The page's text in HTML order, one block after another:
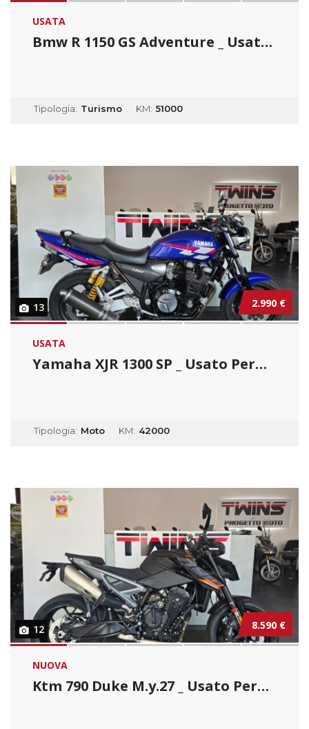
USATA
Bmw R 1150 GS Adventure _ Usato Permutabile....
Tipologia: Turismo KM: 51000
13 2.990 €
USATA
Yamaha XJR 1300 SP _ Usato Permutabile
Tipologia: Moto KM: 42000
12 8.590 €
NUOVA
Ktm 790 Duke M.y.27 _ Usato Permutabile